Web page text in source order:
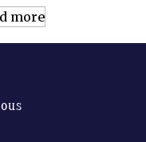
more